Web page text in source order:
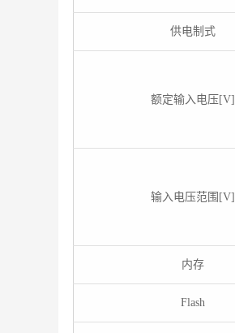
供电制式
额定输入电压[V]
输入电压范围[V]
内存
Flash